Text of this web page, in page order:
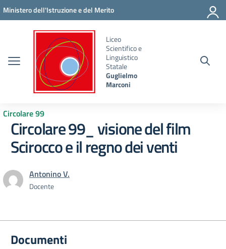
Vai ai contenuti
Vai al menu di navigazione
Vai al footer
Ministero dell'Istruzione e del Merito
Liceo
Scientifico e
Linguistico
Statale
Guglielmo
Marconi
Circolare 99
Circolare 99_ visione del film
Scirocco e il regno dei venti
Antonino V.
Docente
Documenti